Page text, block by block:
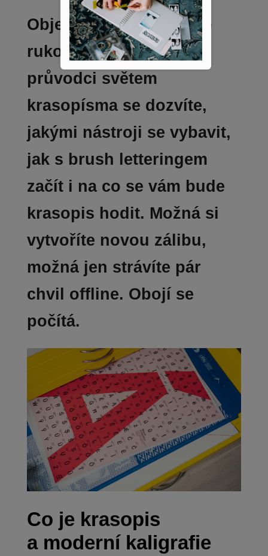
Objevte krásu vlastního
rukopisu. V našem
průvodci světem
krasopísma se dozvíte,
jakými nástroji se vybavit,
jak s brush letteringem
začít i na co se vám bude
krasopis hodit. Možná si
vytvoříte novou zálibu,
možná jen strávíte pár
chvil offline. Obojí se
počítá.
Co je krasopis
a moderní kaligrafie